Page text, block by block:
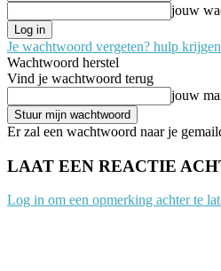
jouw
Je wachtwoord vergeten? hulp krijgen
Wachtwoord herstel
Vind je wachtwoord terug
jouw
Er zal een wachtwoord naar je
LAAT EEN REACTIE
Log in om een opmerking achter te